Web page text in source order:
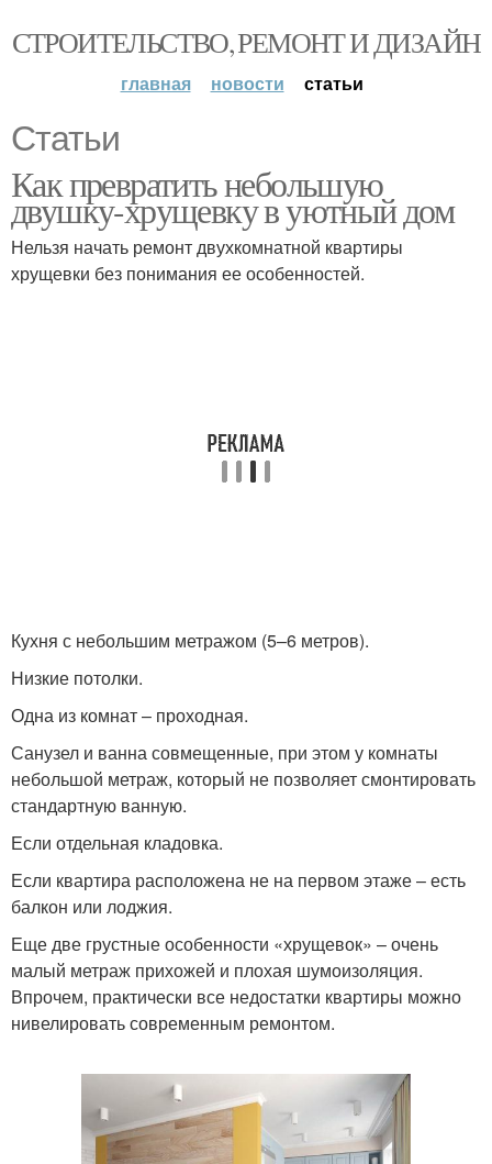
СТРОИТЕЛЬСТВО, РЕМОНТ И ДИЗАЙН
главная новости статьи
Статьи
Как превратить небольшую
двушку-хрущевку в уютный дом
Нельзя начать ремонт двухкомнатной квартиры
хрущевки без понимания ее особенностей.
Кухня с небольшим метражом (5–6 метров).
Низкие потолки.
Одна из комнат – проходная.
Санузел и ванна совмещенные, при этом у комнаты
небольшой метраж, который не позволяет смонтировать
стандартную ванную.
Если отдельная кладовка.
Если квартира расположена не на первом этаже – есть
балкон или лоджия.
Еще две грустные особенности «хрущевок» – очень
малый метраж прихожей и плохая шумоизоляция.
Впрочем, практически все недостатки квартиры можно
нивелировать современным ремонтом.